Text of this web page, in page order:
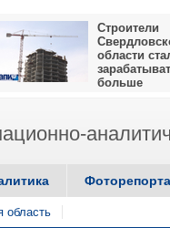
Строители
области
больше
область